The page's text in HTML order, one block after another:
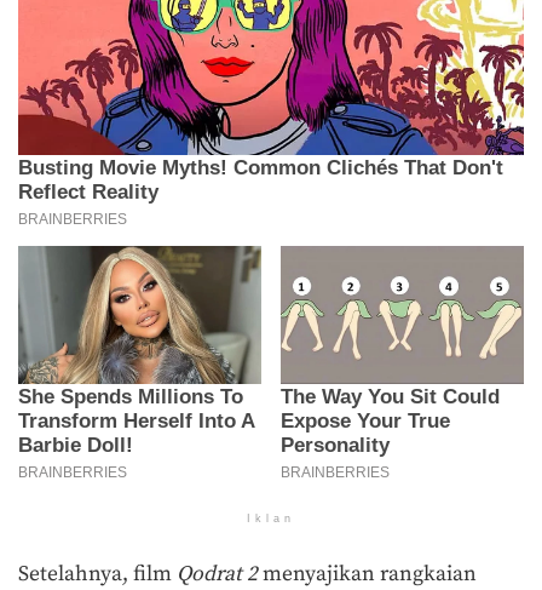
Iklan
Setelahnya, film Qodrat 2menyajikan rangkaian